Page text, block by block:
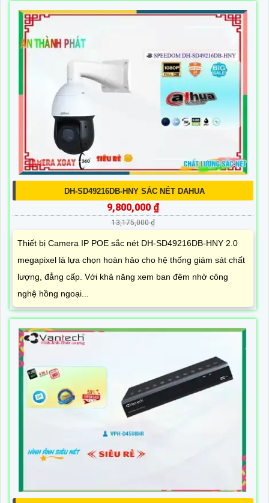
DH-SD49216DB-HNY SẮC NÉT DAHUA
9,800,000 ₫
13,175,000 ₫
Thiết bị Camera IP POE sắc nét DH-SD49216DB-HNY 2.0
megapixel là lựa chọn hoàn hảo cho hệ thống giám sát chất
lượng, đẳng cấp. Với khả năng xem ban đêm nhờ công
nghệ hồng ngoại...